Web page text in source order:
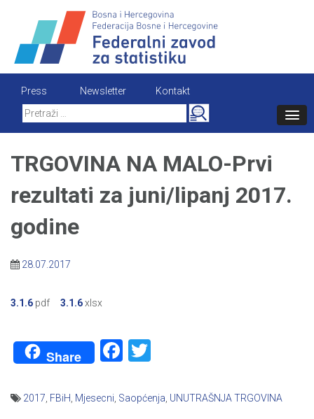
content
Press Newsletter
Kontakt
Search
for:
TRGOVINA NA MALO-Prvi
rezultati za juni/lipanj 2017.
godine
28.07.2017
3.1.6 pdf 3.1.6xlsx
Share Facebook
2017 FBiH Mjesecni Saopćenja UNUTRAŠNJA TRGOVINA